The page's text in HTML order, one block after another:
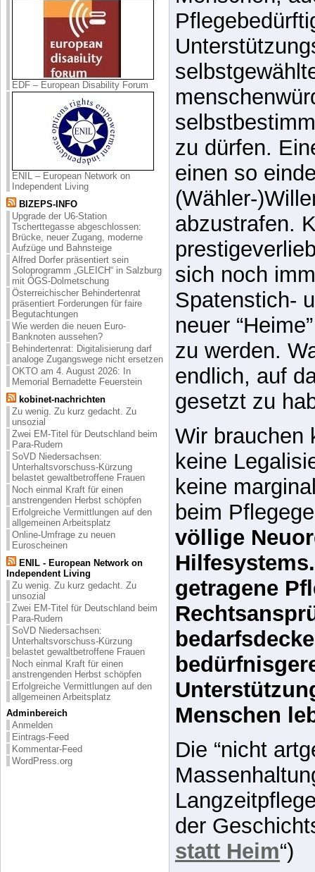
EDF – European Disability Forum
ENIL – European Network on
Independent Living
BIZEPS-INFO
Upgrade der U6-Station
Tscherttegasse abgeschlossen:
Brücke, neuer Zugang, moderne
Aufzüge und Bahnsteige
Alfred Dorfer präsentiert sein
Soloprogramm „GLEICH“ in Salzburg
mit ÖGS-Dolmetschung
Österreichischer Behindertenrat
präsentiert Forderungen für faire
Begutachtungen
Wie werden die neuen Euro-
Banknoten aussehen?
Behindertenrat: Digitalisierung darf
analoge Zugangswege nicht ersetzen
OKTO am 4. August 2026: In
Memorial Bernadette Feuerstein
kobinet-nachrichten
Zu wenig. Zu kurz gedacht. Zu
unsozial
Zwei EM-Titel für Deutschland beim
Para-Rudern
SoVD Niedersachsen:
Unterhaltsvorschuss-Kürzung
belastet gewaltbetroffene Frauen
Noch einmal Kraft für einen
anstrengenden Herbst schöpfen
Erfolgreiche Vermittlungen auf den
allgemeinen Arbeitsplatz
Online-Umfrage zu neuen
Euroscheinen
ENIL - European Network on
Independent Living
Zu wenig. Zu kurz gedacht. Zu
unsozial
Zwei EM-Titel für Deutschland beim
Para-Rudern
SoVD Niedersachsen:
Unterhaltsvorschuss-Kürzung
belastet gewaltbetroffene Frauen
Noch einmal Kraft für einen
anstrengenden Herbst schöpfen
Erfolgreiche Vermittlungen auf den
allgemeinen Arbeitsplatz
Adminbereich
Anmelden
Eintrags-Feed
Kommentar-Feed
WordPress.org
Es ist
Menschen,
zu dürfen.
einen so
(Wähler-
abzustrafen.
sich noch
Spatenstich-
neuer
zu werden.
endlich, auf
gesetzt zu
Wir brauchen
keine
keine
beim
völlige
getragene
Menschen
Die “nicht